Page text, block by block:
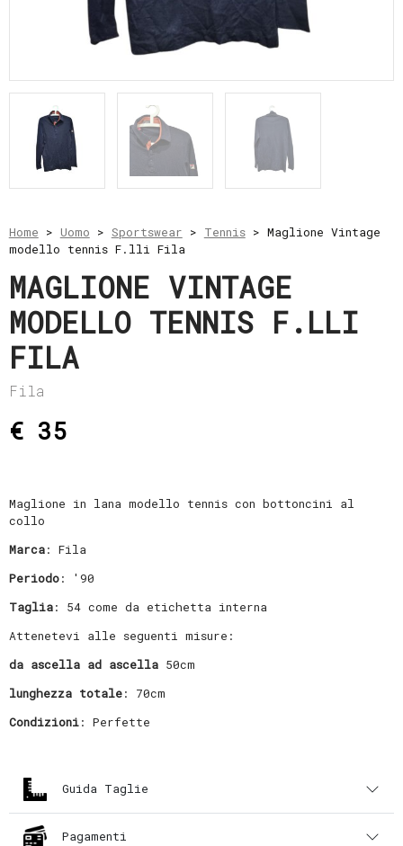
pagamento
Privacy
Policy
Il
Home > Uomo > Sportswear > Tennis> Maglione Vintage
modello tennis F.lli Fila
MAGLIONE VINTAGE
MODELLO TENNIS F.LLI
FILA
Fila
€ 35
Maglione in lana modello tennis con bottoncini al
collo
Marca: Fila
Periodo: '90
Taglia: 54 come da etichetta interna
Attenetevi alle seguenti misure:
da ascella ad ascella50cm
lunghezza totale: 70cm
Condizioni: Perfette
Guida Taglie
Pagamenti